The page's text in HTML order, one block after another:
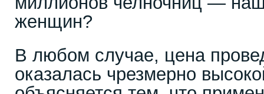
женщин?
В любом случае, цена
оказалась чрезмерно